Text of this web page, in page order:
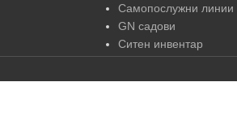
Самопослужни линии
GN садови
Ситен инвентар